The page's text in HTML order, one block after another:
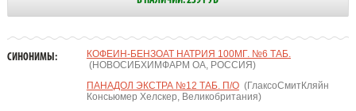
СИНОНИМЫ:
КОФЕИН-БЕНЗОАТ НАТРИЯ 100МГ. №6 ТАБ.
(НОВОСИБХИМФАРМ ОА, РОССИЯ)
ПАНАДОЛ ЭКСТРА №12 ТАБ. П/О(ГлаксоСмитКляйн
Консьюмер Хелскер, Великобритания)